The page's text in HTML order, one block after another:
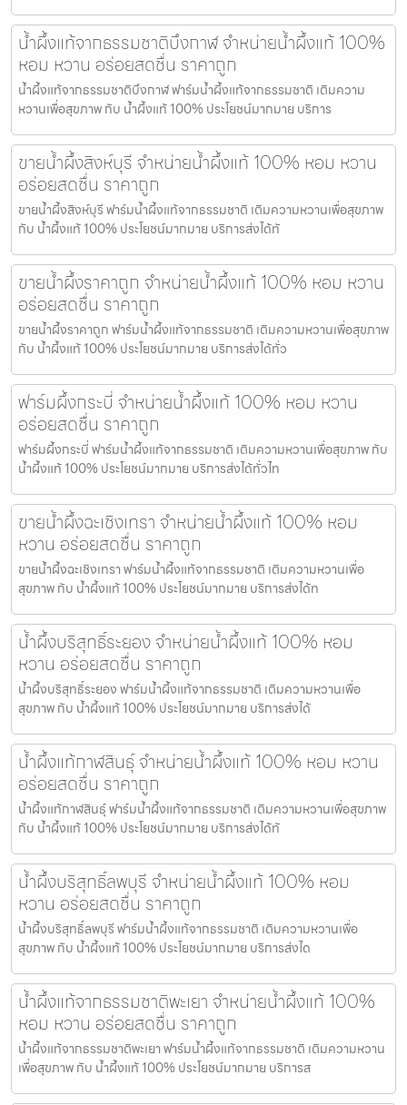
น้ำผึ้งแท้จากธรรมชาติบึงกาฬ จำหน่ายน้ำผึ้งแท้ 100%
หอม หวาน อร่อยสดชื่น ราคาถูก
น้ำผึ้งแท้จากธรรมชาติบึงกาฬ ฟาร์มน้ำผึ้งแท้จากธรรมชาติ เติมความ
หวานเพื่อสุขภาพ กับ น้ำผึ้งแท้ 100% ประโยชน์มากมาย บริการ
ขายน้ำผึ้งสิงห์บุรี จำหน่ายน้ำผึ้งแท้ 100% หอม หวาน
อร่อยสดชื่น ราคาถูก
ขายน้ำผึ้งสิงห์บุรี ฟาร์มน้ำผึ้งแท้จากธรรมชาติ เติมความหวานเพื่อสุขภาพ
กับ น้ำผึ้งแท้ 100% ประโยชน์มากมาย บริการส่งได้ทั
ขายน้ำผึ้งราคาถูก จำหน่ายน้ำผึ้งแท้ 100% หอม หวาน
อร่อยสดชื่น ราคาถูก
ขายน้ำผึ้งราคาถูก ฟาร์มน้ำผึ้งแท้จากธรรมชาติ เติมความหวานเพื่อสุขภาพ
กับ น้ำผึ้งแท้ 100% ประโยชน์มากมาย บริการส่งได้ทั่ว
ฟาร์มผึ้งกระบี่ จำหน่ายน้ำผึ้งแท้ 100% หอม หวาน
อร่อยสดชื่น ราคาถูก
ฟาร์มผึ้งกระบี่ ฟาร์มน้ำผึ้งแท้จากธรรมชาติ เติมความหวานเพื่อสุขภาพ กับ
น้ำผึ้งแท้ 100% ประโยชน์มากมาย บริการส่งได้ทั่วไท
ขายน้ำผึ้งฉะเชิงเทรา จำหน่ายน้ำผึ้งแท้ 100% หอม
หวาน อร่อยสดชื่น ราคาถูก
ขายน้ำผึ้งฉะเชิงเทรา ฟาร์มน้ำผึ้งแท้จากธรรมชาติ เติมความหวานเพื่อ
สุขภาพ กับ น้ำผึ้งแท้ 100% ประโยชน์มากมาย บริการส่งได้ท
น้ำผึ้งบริสุทธิ์ระยอง จำหน่ายน้ำผึ้งแท้ 100% หอม
หวาน อร่อยสดชื่น ราคาถูก
น้ำผึ้งบริสุทธิ์ระยอง ฟาร์มน้ำผึ้งแท้จากธรรมชาติ เติมความหวานเพื่อ
สุขภาพ กับ น้ำผึ้งแท้ 100% ประโยชน์มากมาย บริการส่งได้
น้ำผึ้งแท้กาฬสินธุ์ จำหน่ายน้ำผึ้งแท้ 100% หอม หวาน
อร่อยสดชื่น ราคาถูก
น้ำผึ้งแท้กาฬสินธุ์ ฟาร์มน้ำผึ้งแท้จากธรรมชาติ เติมความหวานเพื่อสุขภาพ
กับ น้ำผึ้งแท้ 100% ประโยชน์มากมาย บริการส่งได้ทั
น้ำผึ้งบริสุทธิ์ลพบุรี จำหน่ายน้ำผึ้งแท้ 100% หอม
หวาน อร่อยสดชื่น ราคาถูก
น้ำผึ้งบริสุทธิ์ลพบุรี ฟาร์มน้ำผึ้งแท้จากธรรมชาติ เติมความหวานเพื่อ
สุขภาพ กับ น้ำผึ้งแท้ 100% ประโยชน์มากมาย บริการส่งได
น้ำผึ้งแท้จากธรรมชาติพะเยา จำหน่ายน้ำผึ้งแท้ 100%
หอม หวาน อร่อยสดชื่น ราคาถูก
น้ำผึ้งแท้จากธรรมชาติพะเยา ฟาร์มน้ำผึ้งแท้จากธรรมชาติ เติมความหวาน
เพื่อสุขภาพ กับ น้ำผึ้งแท้ 100% ประโยชน์มากมาย บริการส